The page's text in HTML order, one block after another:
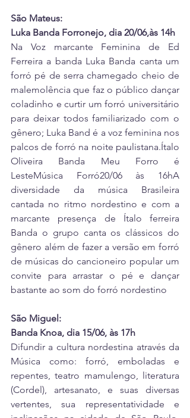
São Mateus:
Luka Banda Forronejo, dia 20/06,às 14h
Na Voz marcante Feminina de Ed
Ferreira a banda Luka Banda canta um
forró pé de serra chamegado cheio de
malemolência que faz o público dançar
coladinho e curtir um forró universitário
para deixar todos familiarizado com o
gênero; Luka Band é a voz feminina nos
palcos de forró na noite paulistana.Ítalo
Oliveira Banda Meu Forro é
LesteMúsica Forró20/06 às 16hA
diversidade da música Brasileira
cantada no ritmo nordestino e com a
marcante presença de Ítalo ferreira
Banda o grupo canta os clássicos do
gênero além de fazer a versão em forró
de músicas do cancioneiro popular um
convite para arrastar o pé e dançar
bastante ao som do forró nordestino
São Miguel:
Banda Knoa, dia 15/06, às 17h
Difundir a cultura nordestina através da
Música como: forró, emboladas e
repentes, teatro mamulengo, literatura
(Cordel), artesanato, e suas diversas
vertentes, sua representatividade e